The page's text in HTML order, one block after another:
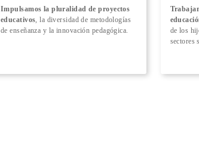
Impulsamos la pluralidad de proyectos
educativos, la diversidad de metodologías
de enseñanza y la innovación pedagógica.
de los
sectores